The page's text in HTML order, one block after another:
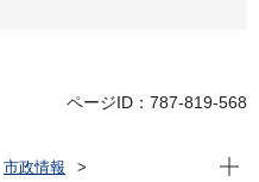
ページID：787-819-568
市政情報
現在